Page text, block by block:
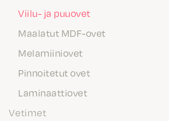
Viilu- ja puuovet
Maalatut MDF-ovet
Melamiiniovet
Pinnoitetut ovet
Laminaattiovet
Vetimet